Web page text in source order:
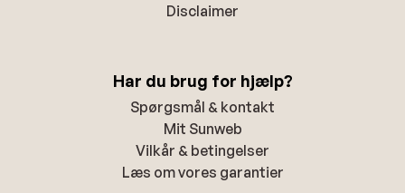
Disclaimer
Har du brug for hjælp?
Spørgsmål & kontakt
Mit Sunweb
Vilkår & betingelser
Læs om vores garantier